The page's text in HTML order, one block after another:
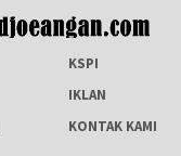
KSPI
IKLAN
KONTAK KAMI